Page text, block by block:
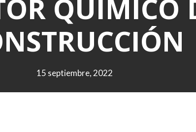
QUÍMICO
15 septiembre, 2022